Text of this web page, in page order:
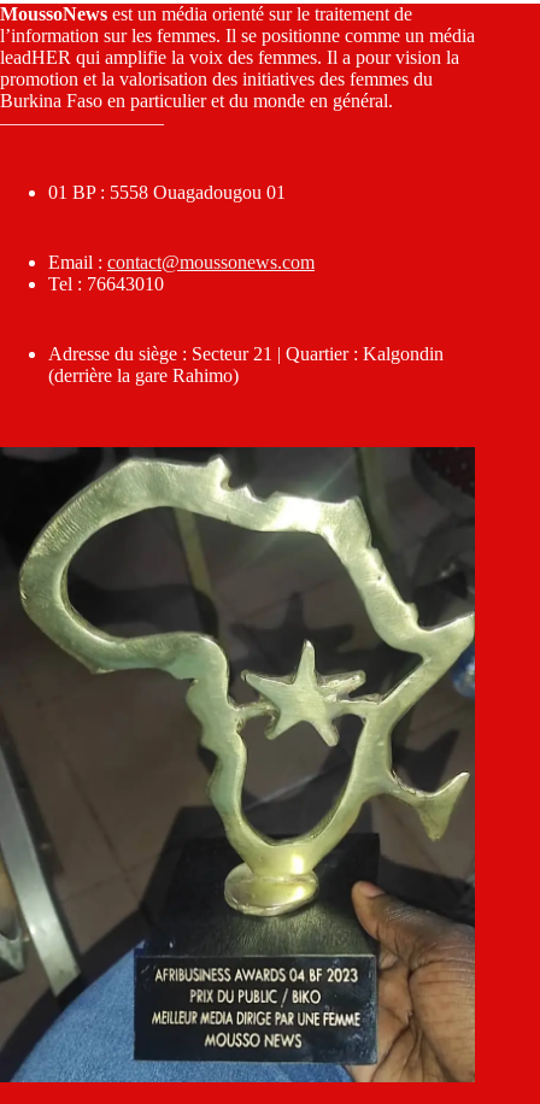
MoussoNews est un média orienté sur le traitement de
l’information sur les femmes. Il se positionne comme un média
leadHER qui amplifie la voix des femmes. Il a pour vision la
promotion et la valorisation des initiatives des femmes du
Burkina Faso en particulier et du monde en général.
————————–
01 BP : 5558 Ouagadougou 01
Email : contact@moussonews.com
Tel : 76643010
Adresse du siège : Secteur 21 | Quartier : Kalgondin
(derrière la gare Rahimo)